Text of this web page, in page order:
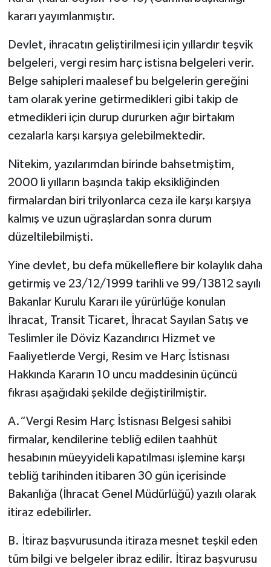
kararı yayımlanmıştır.
Devlet, ihracatın geliştirilmesi için yıllardır teşvik
belgeleri, vergi resim harç istisna belgeleri verir.
Belge sahipleri maalesef bu belgelerin gereğini
tam olarak yerine getirmedikleri gibi takip de
etmedikleri için durup dururken ağır birtakım
cezalarla karşı karşıya gelebilmektedir.
Nitekim, yazılarımdan birinde bahsetmiştim,
2000 li yılların başında takip eksikliğinden
firmalardan biri trilyonlarca ceza ile karşı karşıya
kalmış ve uzun uğraşlardan sonra durum
düzeltilebilmişti.
Yine devlet, bu defa mükelleflere bir kolaylık daha
getirmiş ve 23/12/1999 tarihli ve 99/13812 sayılı
Bakanlar Kurulu Kararı ile yürürlüğe konulan
İhracat, Transit Ticaret, İhracat Sayılan Satış ve
Teslimler ile Döviz Kazandırıcı Hizmet ve
Faaliyetlerde Vergi, Resim ve Harç İstisnası
Hakkında Kararın 10 uncu maddesinin üçüncü
fıkrası aşağıdaki şekilde değiştirilmiştir.
A.“Vergi Resim Harç İstisnası Belgesi sahibi
firmalar, kendilerine tebliğ edilen taahhüt
hesabının müeyyideli kapatılması işlemine karşı
tebliğ tarihinden itibaren 30 gün içerisinde
Bakanlığa (İhracat Genel Müdürlüğü) yazılı olarak
itiraz edebilirler.
B. İtiraz başvurusunda itiraza mesnet teşkil eden
tüm bilgi ve belgeler ibraz edilir. İtiraz başvurusu